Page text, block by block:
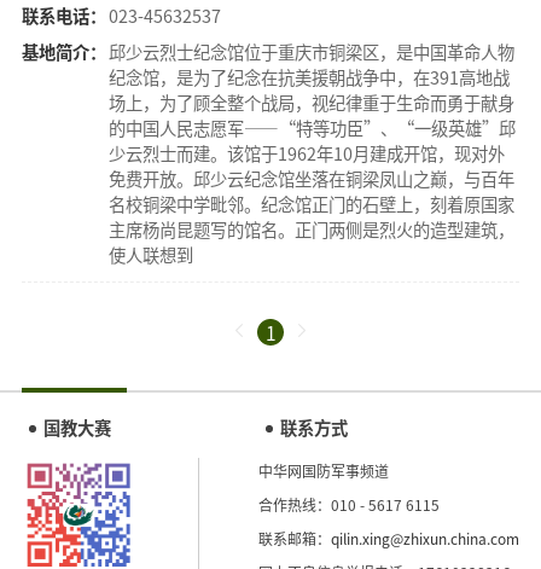
联系电话： 023-45632537
基地简介： 邱少云烈士纪念馆位于重庆市铜梁区，是中国革命人物
纪念馆，是为了纪念在抗美援朝战争中，在391高地战
场上，为了顾全整个战局，视纪律重于生命而勇于献身
的中国人民志愿军——“特等功臣”、“一级英雄”邱
少云烈士而建。该馆于1962年10月建成开馆，现对外
免费开放。邱少云纪念馆坐落在铜梁凤山之巅，与百年
名校铜梁中学毗邻。纪念馆正门的石壁上，刻着原国家
主席杨尚昆题写的馆名。正门两侧是烈火的造型建筑，
使人联想到
1
国教大赛 联系方式
中华网国防军事频道
合作热线：010 - 5617 6115
联系邮箱：qilin.xing@zhixun.china.com